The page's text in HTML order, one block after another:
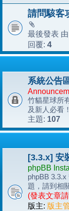
請問駭客
最後發表 由
回覆: 4
系統公告
竹貓星球所
及新人必看！
主題: 107
[3.3.x] 安
phpBB
phpBB
題，請到相
(發表文章
版主: 版主